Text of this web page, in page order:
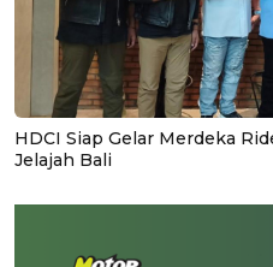
HDCI Siap Gelar Merdeka
Jelajah Bali